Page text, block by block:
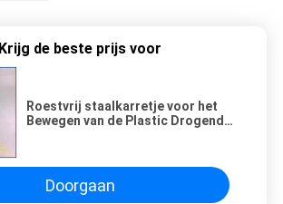
Krijg de beste prijs voor
Roestvrij staalkarretje voor het
Bewegen van de Plastic Drogende
Doorgaan